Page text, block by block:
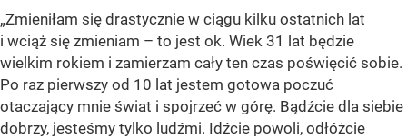
„Zmieniłam się drastycznie w ciągu kilku ostatnich lat
i wciąż się zmieniam – to jest ok. Wiek 31 lat będzie
wielkim rokiem i zamierzam cały ten czas poświęcić sobie.
Po raz pierwszy od 10 lat jestem gotowa poczuć
otaczający mnie świat i spojrzeć w górę. Bądźcie dla siebie
dobrzy, jesteśmy tylko ludźmi. Idźcie powoli, odłóżcie